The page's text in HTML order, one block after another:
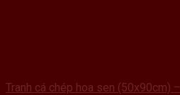
Tranh cá chép hoa sen (50x90cm)